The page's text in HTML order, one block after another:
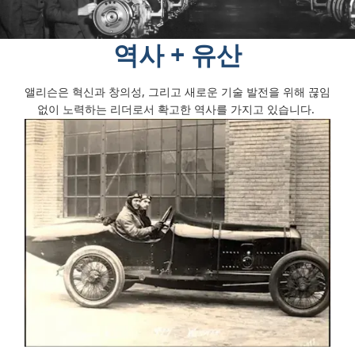
역사 + 유산
앨리슨은 혁신과 창의성, 그리고 새로운 기술 발전을 위해 끊임
없이 노력하는 리더로서 확고한 역사를 가지고 있습니다.